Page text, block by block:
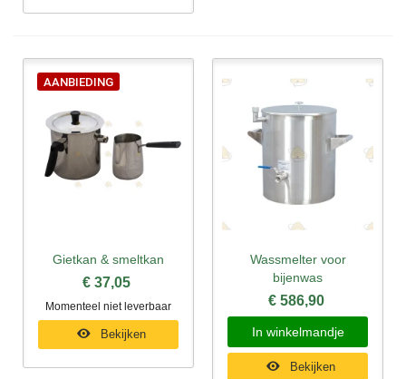
AANBIEDING
Gietkan & smeltkan
€ 37,05
Momenteel niet leverbaar
Bekijken
Wassmelter voor
bijenwas
€ 586,90
In winkelmandje
Bekijken